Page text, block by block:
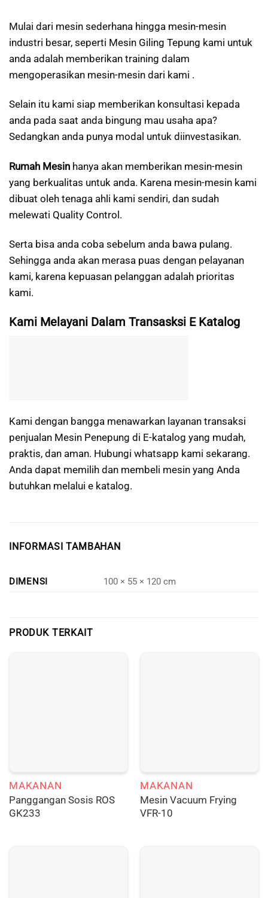
Mulai dari mesin sederhana hingga mesin-mesin
industri besar, seperti Mesin Giling Tepung kami untuk
anda adalah memberikan training dalam
mengoperasikan mesin-mesin dari kami .
Selain itu kami siap memberikan konsultasi kepada
anda pada saat anda bingung mau usaha apa?
Sedangkan anda punya modal untuk diinvestasikan.
Rumah Mesin hanya akan memberikan mesin-mesin
yang berkualitas untuk anda. Karena mesin-mesin kami
dibuat oleh tenaga ahli kami sendiri, dan sudah
melewati Quality Control.
Serta bisa anda coba sebelum anda bawa pulang.
Sehingga anda akan merasa puas dengan pelayanan
kami, karena kepuasan pelanggan adalah prioritas
kami.
Kami Melayani Dalam Transasksi E Katalog
Kami dengan bangga menawarkan layanan transaksi
penjualan Mesin Penepung di E-katalog yang mudah,
praktis, dan aman. Hubungi whatsapp kami sekarang.
Anda dapat memilih dan membeli mesin yang Anda
butuhkan melalui e katalog.
INFORMASI TAMBAHAN
DIMENSI 100 × 55 × 120 cm
PRODUK TERKAIT
MAKANAN
Panggangan Sosis ROS
GK233
MAKANAN
Mesin Vacuum Frying
VFR-10